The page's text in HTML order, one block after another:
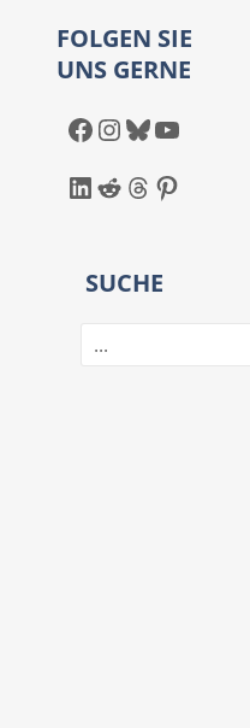
FOLGEN SIE
UNS GERNE
Facebook InstagramBluesky YouTube
LinkedIn Reddit Threads Pinterest
SUCHE